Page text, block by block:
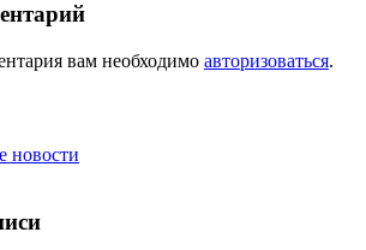
вам необходимо авторизоваться.
новости